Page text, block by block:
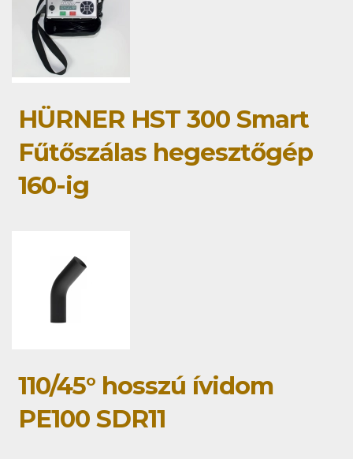
HÜRNER HST 300 Smart
Fűtőszálas hegesztőgép
160-ig
110/45° hosszú ívidom
PE100 SDR11